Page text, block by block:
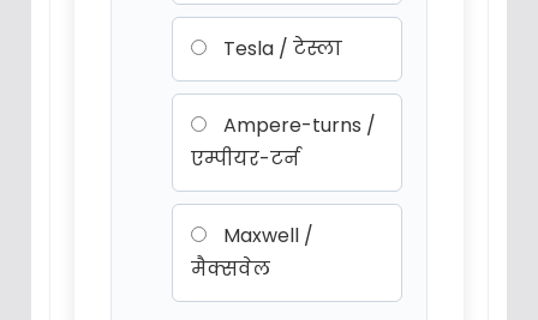
Tesla / टेस्ला
Ampere-turns /
एम्पीयर-टर्न
Maxwell /
मैक्सवेल